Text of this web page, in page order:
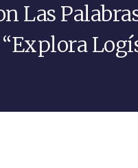
Las